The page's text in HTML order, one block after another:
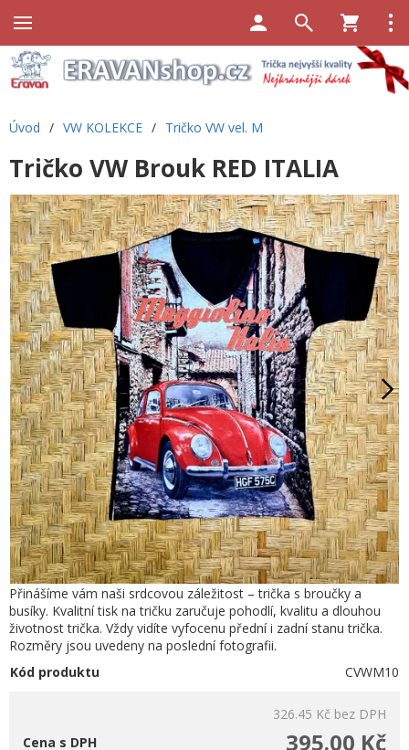
Úvod / VW KOLEKCE / Tričko VW vel. M
Tričko VW Brouk RED ITALIA
Přinášíme vám naši srdcovou záležitost – trička s broučky a
busíky. Kvalitní tisk na tričku zaručuje pohodlí, kvalitu a dlouhou
životnost trička. Vždy vidíte vyfocenu přední i zadní stanu trička.
Rozměry jsou uvedeny na poslední fotografii.
Kód produktu
CVWM10
326.45 Kč bez DPH
395.00 Kč
Cena s DPH